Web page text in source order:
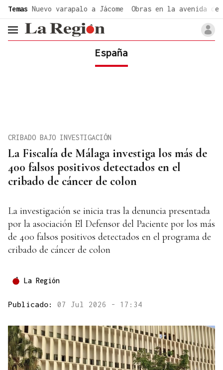
Temas Nuevo varapalo a Jácome Obras en la avenida de
header.menu.open
España
La Fiscalía de Málaga investiga los más de
400 falsos positivos detectados en el
cribado de cáncer de colon
CRIBADO BAJO INVESTIGACIÓN
La investigación se inicia tras la denuncia presentada
por la asociación El Defensor del Paciente por los más
de 400 falsos positivos detectados en el programa de
cribado de cáncer de colon
La Región
Publicado: 07 Jul 2026 - 17:34